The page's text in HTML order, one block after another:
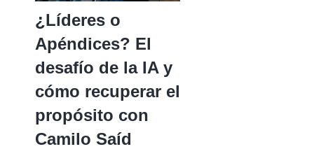
¿Líderes o
Apéndices? El
desafío de la IA y
cómo recuperar el
propósito con
Camilo Saíd